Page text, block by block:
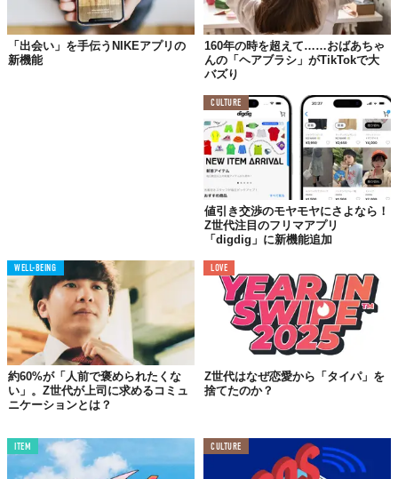
「出会い」を手伝うNIKEアプリの
新機能
160年の時を超えて……おばあちゃ
んの「ヘアブラシ」がTikTokで大
バズり
CULTURE
値引き交渉のモヤモヤにさよなら！
Z世代注目のフリマアプリ
「digdig」に新機能追加
WELL-BEING
約60%が「人前で褒められたくな
い」。Z世代が上司に求めるコミュ
ニケーションとは？
LOVE
Z世代はなぜ恋愛から「タイパ」を
捨てたのか？
ITEM CULTURE